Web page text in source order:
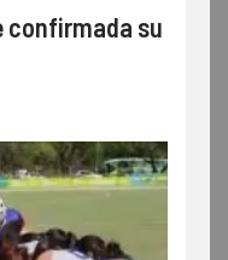
confirmada su